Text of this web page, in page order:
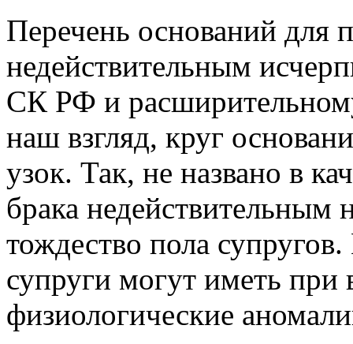
Перечень оснований для
недействительным
СК РФ и
наш взгляд, круг
узок. Так, не названо в
брака недействительным
тождество пола
супруги могут иметь при
физиологические